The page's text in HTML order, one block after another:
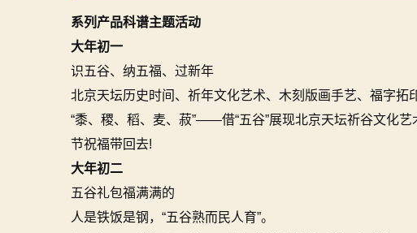
系列产品科谱主题活动
大年初一
识五谷、纳五福、过新年
北京天坛历史时间、祈年文化艺术、木刻版画手艺、福字拓
“黍、稷、稻、麦、菽”——借“五谷”展现北京天坛祈谷文化
节祝福带回去!
大年初二
五谷礼包福满满的
人是铁饭是钢，“五谷熟而民人育”。